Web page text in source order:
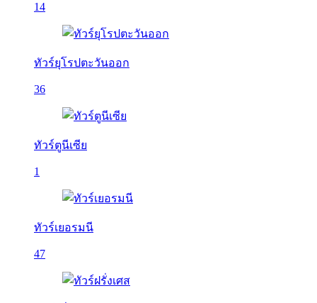
14
ทัวร์ยุโรปตะวันออก
36
ทัวร์ตูนีเซีย
1
ทัวร์เยอรมนี
47